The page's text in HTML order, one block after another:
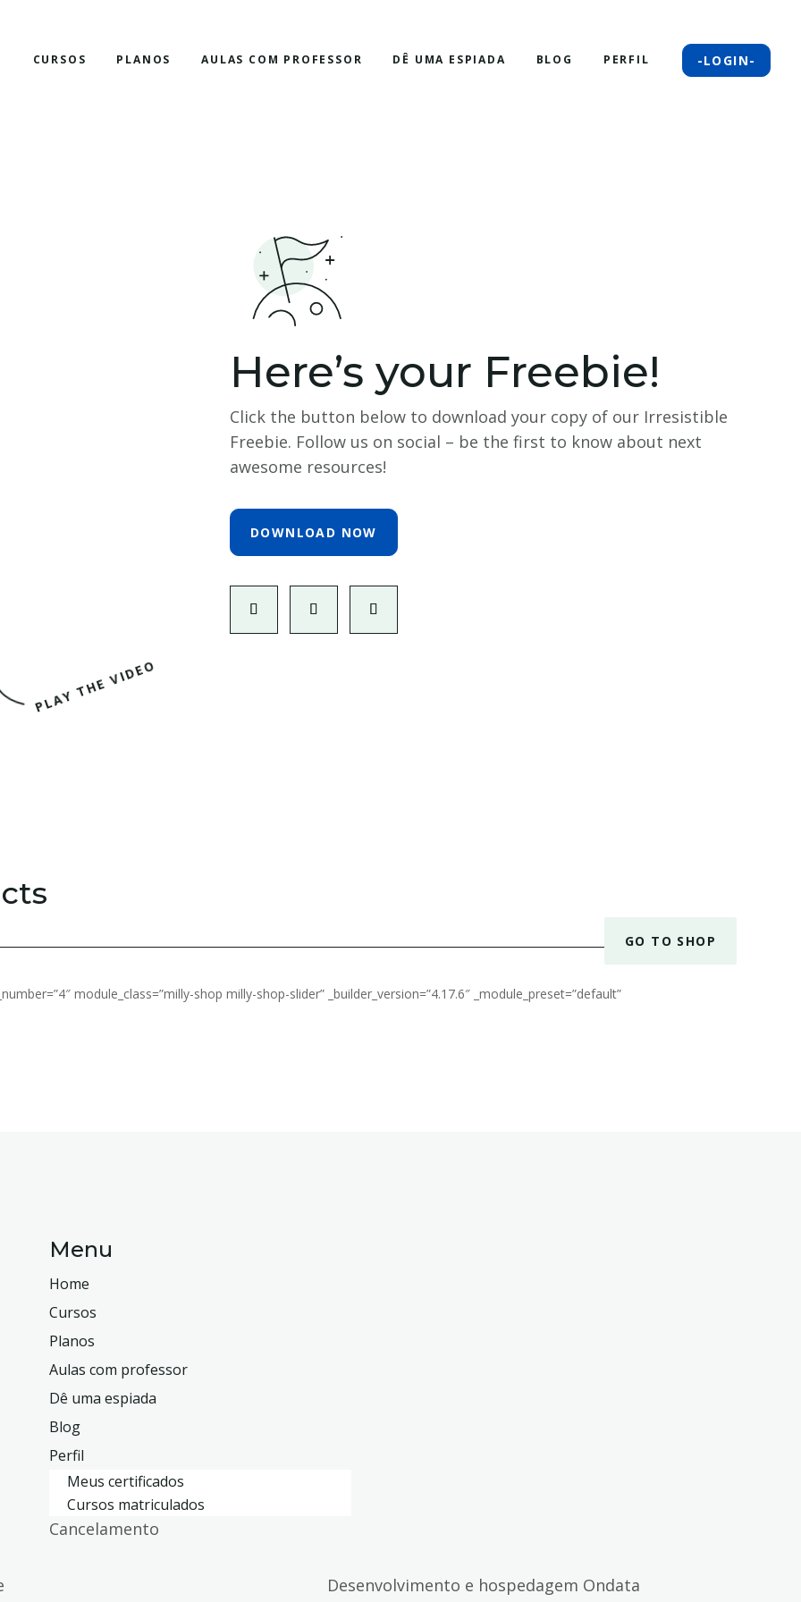
CURSOS PLANOS AULAS COM PROFESSOR DÊ UMA ESPIADA BLOG PERFIL -LOGIN-
Here’s your Freebie!
Click the button below to download your copy of our Irresistible
Freebie. Follow us on social – be the first to know about next
awesome resources!
DOWNLOAD NOW
PLAY THE VIDEO
GO TO SHOP
module_class=”milly-shop milly-shop-slider” _builder_version=”4.17.6″ _module_preset=”default”
Menu
Home
Cursos
Planos
Aulas com professor
Dê uma espiada
Blog
Perfil
Meus certificados
Cursos matriculados
Cancelamento
Desenvolvimento e hospedagem Ondata